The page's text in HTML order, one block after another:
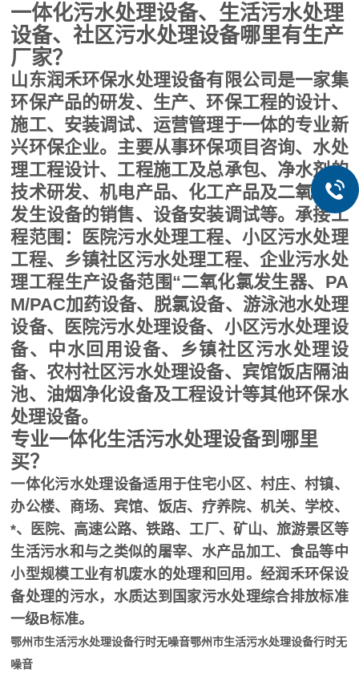
一体化污水处理设备、生活污水处理
设备、社区污水处理设备哪里有生产
厂家？
山东润禾环保水处理设备有限公司是一家集
环保产品的研发、生产、环保工程的设计、
施工、安装调试、运营管理于一体的专业新
兴环保企业。主要从事环保项目咨询、水处
理工程设计、工程施工及总承包、净水剂的
技术研发、机电产品、化工产品及二氧化氯
发生设备的销售、设备安装调试等。承接工
程范围：医院污水处理工程、小区污水处理
工程、乡镇社区污水处理工程、企业污水处
理工程生产设备范围“二氧化氯发生器、PA
M/PAC加药设备、脱氯设备、游泳池水处理
设备、医院污水处理设备、小区污水处理设
备、中水回用设备、乡镇社区污水处理设
备、农村社区污水处理设备、宾馆饭店隔油
池、油烟净化设备及工程设计等其他环保水
处理设备。
专业一体化生活污水处理设备到哪里
买？
一体化污水处理设备适用于住宅小区、村庄、村镇、
办公楼、商场、宾馆、饭店、疗养院、机关、学校、
*、医院、高速公路、铁路、工厂、矿山、旅游景区等
生活污水和与之类似的屠宰、水产品加工、食品等中
小型规模工业有机废水的处理和回用。经润禾环保设
备处理的污水，水质达到国家污水处理综合排放标准
一级B标准。
鄂州市生活污水处理设备行时无噪音鄂州市生活污水处理设备行时无
噪音